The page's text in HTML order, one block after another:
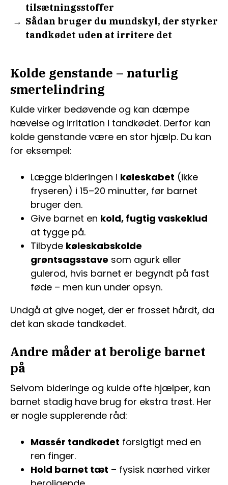
tilsætningsstoffer
Sådan bruger du mundskyl, der styrker
tandkødet uden at irritere det
Kolde genstande – naturlig
smertelindring
Kulde virker bedøvende og kan dæmpe
hævelse og irritation i tandkødet. Derfor kan
kolde genstande være en stor hjælp. Du kan
for eksempel:
Lægge bideringen i køleskabet (ikke
fryseren) i 15–20 minutter, før barnet
bruger den.
Give barnet en kold, fugtig vaskeklud
at tygge på.
Tilbyde køleskabskolde
grøntsagsstave som agurk eller
gulerod, hvis barnet er begyndt på fast
føde – men kun under opsyn.
Undgå at give noget, der er frosset hårdt, da
det kan skade tandkødet.
Andre måder at berolige barnet
på
Selvom bideringe og kulde ofte hjælper, kan
barnet stadig have brug for ekstra trøst. Her
er nogle supplerende råd:
Massér tandkødet forsigtigt med en
ren finger.
Hold barnet tæt – fysisk nærhed virker